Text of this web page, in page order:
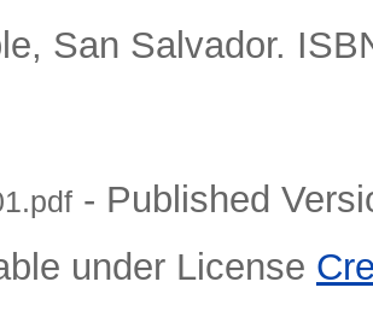
San Salvador.
- Published
under License